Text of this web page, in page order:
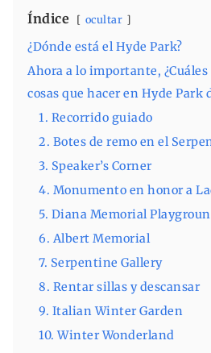
Índice ocultar
¿Dónde está el Hyde Park?
Ahora a lo importante, ¿Cuáles
cosas que hacer en Hyde Park
1. Recorrido guiado
2. Botes de remo en el
3. Speaker’s Corner
4. Monumento en honor a
5. Diana Memorial
6. Albert Memorial
7. Serpentine Gallery
8. Rentar sillas y descansar
9. Italian Winter Garden
10. Winter Wonderland